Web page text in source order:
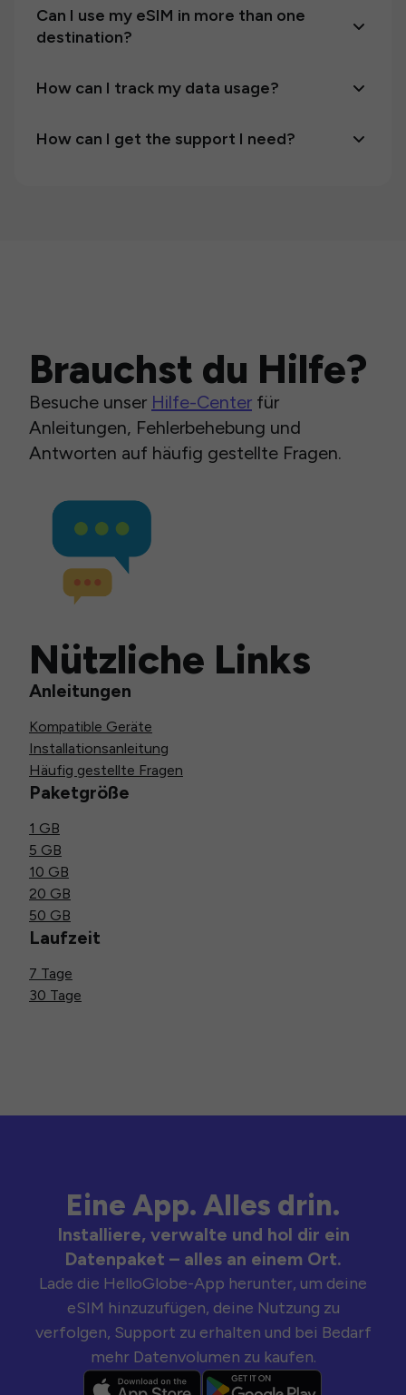
Can I use my eSIM in more than one
destination?
How can I track my data usage?
How can I get the support I need?
Brauchst du Hilfe?
Besuche unser Hilfe-Center für
Anleitungen, Fehlerbehebung und
Antworten auf häufig gestellte Fragen.
Nützliche Links
Anleitungen
Kompatible Geräte
Installationsanleitung
Häufig gestellte Fragen
Paketgröße
1 GB
5 GB
10 GB
20 GB
50 GB
Laufzeit
7 Tage
30 Tage
Eine App. Alles drin.
Installiere, verwalte und hol dir ein
Datenpaket – alles an einem Ort.
Lade die HelloGlobe-App herunter, um deine
eSIM hinzuzufügen, deine Nutzung zu
verfolgen, Support zu erhalten und bei Bedarf
mehr Datenvolumen zu kaufen.